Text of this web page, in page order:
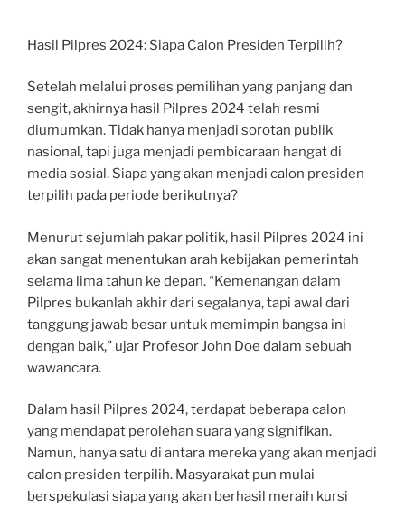
Hasil Pilpres 2024: Siapa Calon Presiden Terpilih?
Setelah melalui proses pemilihan yang panjang dan
sengit, akhirnya hasil Pilpres 2024 telah resmi
diumumkan. Tidak hanya menjadi sorotan publik
nasional, tapi juga menjadi pembicaraan hangat di
media sosial. Siapa yang akan menjadi calon presiden
terpilih pada periode berikutnya?
Menurut sejumlah pakar politik, hasil Pilpres 2024 ini
akan sangat menentukan arah kebijakan pemerintah
selama lima tahun ke depan. “Kemenangan dalam
Pilpres bukanlah akhir dari segalanya, tapi awal dari
tanggung jawab besar untuk memimpin bangsa ini
dengan baik,” ujar Profesor John Doe dalam sebuah
wawancara.
Dalam hasil Pilpres 2024, terdapat beberapa calon
yang mendapat perolehan suara yang signifikan.
Namun, hanya satu di antara mereka yang akan menjadi
calon presiden terpilih. Masyarakat pun mulai
berspekulasi siapa yang akan berhasil meraih kursi